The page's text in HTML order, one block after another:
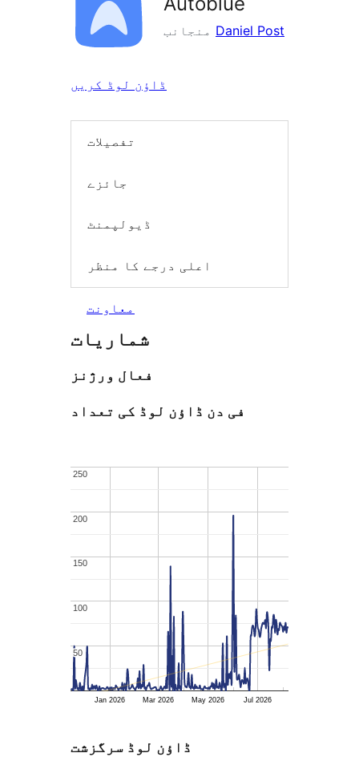
Daniel Post
ڈاؤن لوڈ کریں
تفصیلات
جائزے
ڈیولپمنٹ
اعلی درجے کا منظر
معاونت
شماریات
فعال ورژنز
فی دن ڈاؤن لوڈ کی تعداد
Jan 2026 Mar 2026 May 2026 Jul 2026
50
50
100
100
150
150
200
200
250
250
ڈاؤن لوڈ سرگزشت